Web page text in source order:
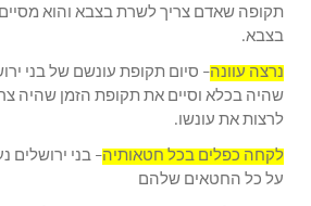
תקופה שאדם צריך לשרת בצבא והוא
בצבא.
נרצה עוונה– סיום תקופת עונשם של בני
שהיה בכלא וסיים את תקופת הזמן שהיה
לרצות את עונשו.
לקחה כפלים בכל חטאותיה– בני ירושלים
על כל החטאים שלהם